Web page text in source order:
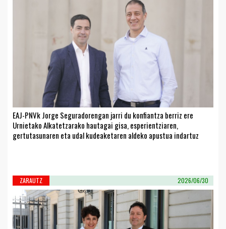
EAJ-PNVk Jorge Seguradorengan jarri du konfiantza berriz ere
Urnietako Alkatetzarako hautagai gisa, esperientziaren,
gertutasunaren eta udal kudeaketaren aldeko apustua indartuz
ZARAUTZ 2026/06/30